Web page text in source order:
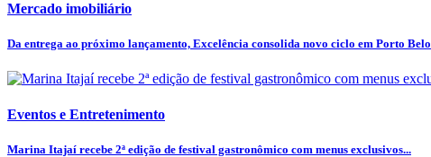
Mercado imobiliário
Da entrega ao próximo lançamento, Excelência consolida novo ciclo em Porto Belo
Eventos e Entretenimento
Marina Itajaí recebe 2ª edição de festival gastronômico com menus exclusivos...